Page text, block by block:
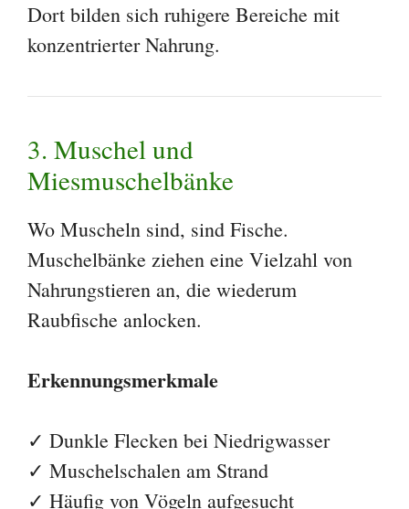
Dort bilden sich ruhigere Bereiche mit
konzentrierter Nahrung.
3. Muschel und
Miesmuschelbänke
Wo Muscheln sind, sind Fische.
Muschelbänke ziehen eine Vielzahl von
Nahrungstieren an, die wiederum
Raubfische anlocken.
Erkennungsmerkmale
✓ Dunkle Flecken bei Niedrigwasser
✓ Muschelschalen am Strand
✓ Häufig von Vögeln aufgesucht